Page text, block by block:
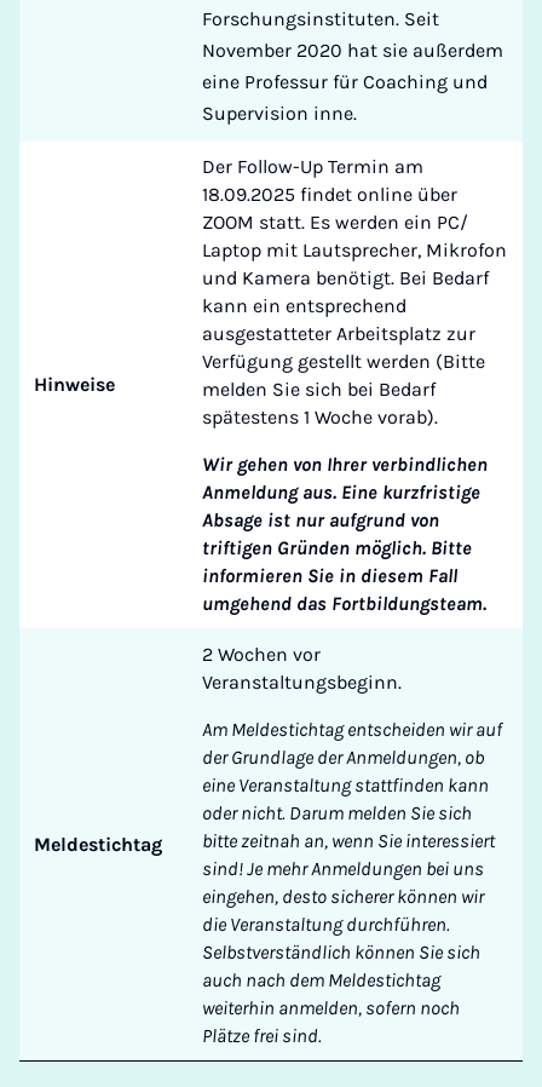
Forschungsinstituten. Seit
November 2020 hat sie außerdem
eine Professur für Coaching und
Supervision inne.
Hinweise
Der Follow-Up Termin am
18.09.2025 findet online über
ZOOM statt. Es werden ein PC/
Laptop mit Lautsprecher, Mikrofon
und Kamera benötigt. Bei Bedarf
kann ein entsprechend
ausgestatteter Arbeitsplatz zur
Verfügung gestellt werden (Bitte
melden Sie sich bei Bedarf
spätestens 1 Woche vorab).
Wir gehen von Ihrer verbindlichen
Anmeldung aus. Eine kurzfristige
Absage ist nur aufgrund von
triftigen Gründen möglich. Bitte
informieren Sie in diesem Fall
umgehend das Fortbildungsteam.
Meldestichtag
2 Wochen vor
Veranstaltungsbeginn.
Am Meldestichtag entscheiden wir auf
der Grundlage der Anmeldungen, ob
eine Veranstaltung stattfinden kann
oder nicht. Darum melden Sie sich
bitte zeitnah an, wenn Sie interessiert
sind! Je mehr Anmeldungen bei uns
eingehen, desto sicherer können wir
die Veranstaltung durchführen.
Selbstverständlich können Sie sich
auch nach dem Meldestichtag
weiterhin anmelden, sofern noch
Plätze frei sind.